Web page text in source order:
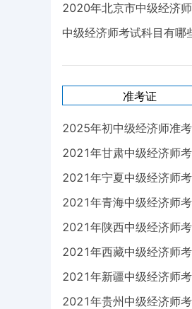
2020年北京市中级经济
中级经济师考试科目有哪
准考证
2025年初中级经济师准
2021年甘肃中级经济师
2021年宁夏中级经济师
2021年青海中级经济师
2021年陕西中级经济师
2021年西藏中级经济师
2021年新疆中级经济师
2021年贵州中级经济师